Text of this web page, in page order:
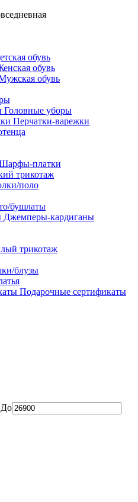
обувь
обувь
обувь
Головные уборы
Перчатки-варежки
платки
трикотаж
поло
бушлаты
Джемперы-кардиганы
трикотаж
блузы
Подарочные сертификаты
До